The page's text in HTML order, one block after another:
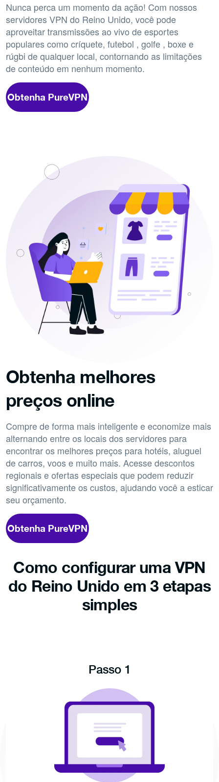
Nunca perca um momento da ação! Com nossos
servidores VPN do Reino Unido, você pode
aproveitar transmissões ao vivo de esportes
populares como críquete, futebol , golfe , boxe e
rúgbi de qualquer local, contornando as limitações
de conteúdo em nenhum momento.
Obtenha PureVPN
Obtenha melhores
preços online
Compre de forma mais inteligente e economize mais
alternando entre os locais dos servidores para
encontrar os melhores preços para hotéis, aluguel
de carros, voos e muito mais. Acesse descontos
regionais e ofertas especiais que podem reduzir
significativamente os custos, ajudando você a esticar
seu orçamento.
Obtenha PureVPN
Como configurar uma VPN
do Reino Unido em 3 etapas
simples
Passo 1